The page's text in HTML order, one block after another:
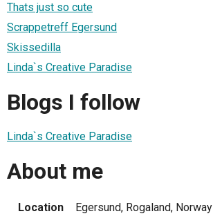
Thats just so cute
Scrappetreff Egersund
Skissedilla
Linda`s Creative Paradise
Blogs I follow
Linda`s Creative Paradise
About me
Location Egersund, Rogaland, Norway